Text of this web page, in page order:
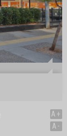
A+
A-